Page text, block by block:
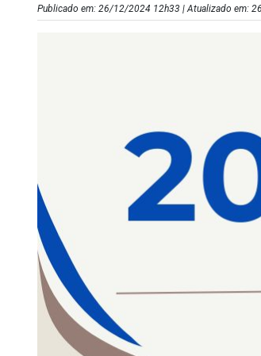
Publicado em: 26/12/2024 12h33 | Atualizado em: